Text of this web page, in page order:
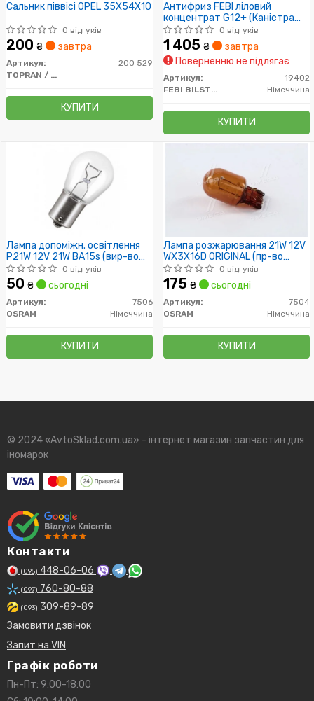
Сальник піввісі OPEL 35X54X10
0 відгуків
200 ₴ завтра
Артикул:
200 529
TOPRAN / HANS PRIES
КУПИТИ
Антифриз FEBI ліловий
концентрат G12+ (Каністра
5л))
0 відгуків
1 405 ₴
завтра
Поверненню не підлягає
Артикул:
19402
FEBI BILSTEIN
Німеччина
КУПИТИ
Лампа допоміжн. освітлення
Р21W 12V 21W ВА15s (вир-во
OSRAM)
0 відгуків
50 ₴ сьогодні
Артикул:
7506
OSRAM
Німеччина
КУПИТИ
Лампа розжарювання 21W 12V
WX3X16D ORIGINAL (пр-во
OSRAM)
0 відгуків
175 ₴ сьогодні
Артикул:
7504
OSRAM
Німеччина
КУПИТИ
© 2024 «AvtoSklad.com.ua» - інтернет магазин запчастин для
іномарок
Контакти
(095) 448-06-06
(097) 760-80-88
(093) 309-89-89
Замовити дзвінок
Запит на VIN
Графік роботи
Пн-Пт: 9:00-18:00